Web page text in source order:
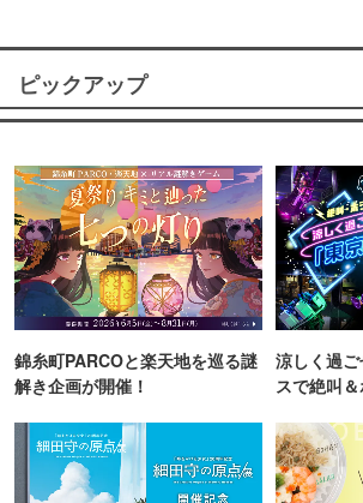
ピックアップ
錦糸町PARCOと楽天地を巡る謎
解き企画が開催！
涼しく過
スで絶叫